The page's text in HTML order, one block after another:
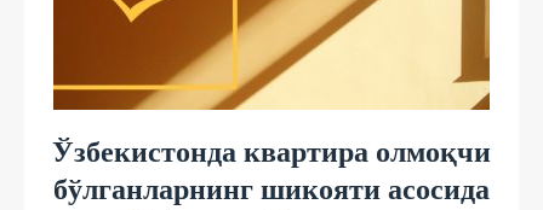
Ўзбекистонда квартира олмоқчи
бўлганларнинг шикояти асосида